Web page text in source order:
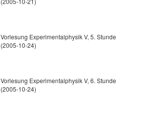
Vorlesung Experimentalphysik V, 5. Stunde
(2005-10-24)
Vorlesung Experimentalphysik V, 6. Stunde
(2005-10-24)